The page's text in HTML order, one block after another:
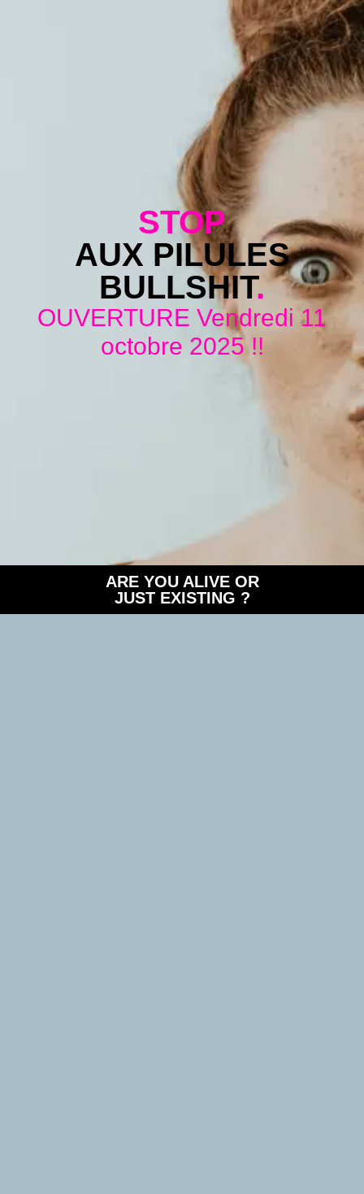
STOP
AUX PILULES
BULLSHIT.
OUVERTURE Vendredi 11
octobre 2025 !!
ARE YOU ALIVE OR
JUST EXISTING ?